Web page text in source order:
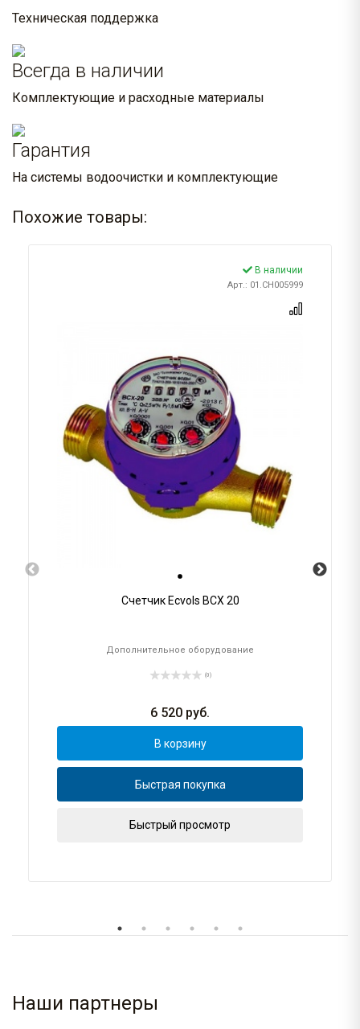
Техническая поддержка
Всегда в наличии
Комплектующие и расходные материалы
Гарантия
На системы водоочистки и комплектующие
Похожие товары:
В наличии
Арт.: 01.CH005999
Счетчик Ecvols ВСХ 20
Дополнительное оборудование
(0)
6 520 руб.
В корзину
Быстрая покупка
Быстрый просмотр
Наши партнеры